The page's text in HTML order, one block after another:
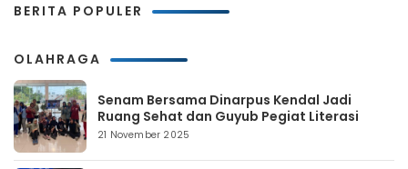
BERITA POPULER
OLAHRAGA
Senam Bersama Dinarpus Kendal Jadi
Ruang Sehat dan Guyub Pegiat Literasi
21 November 2025